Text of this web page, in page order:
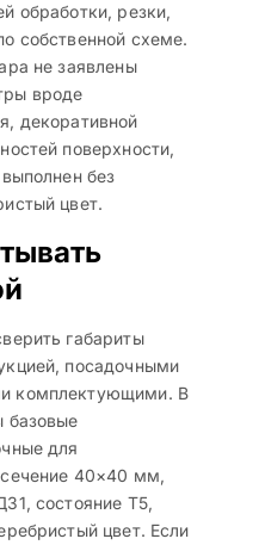
обработки, резки,
собственной схеме.
не заявлены
вроде
декоративной
поверхности,
без
цвет.
габариты
посадочными
комплектующими. В
базовые
для
сечение 40×40 мм,
состояние Т5,
цвет. Если